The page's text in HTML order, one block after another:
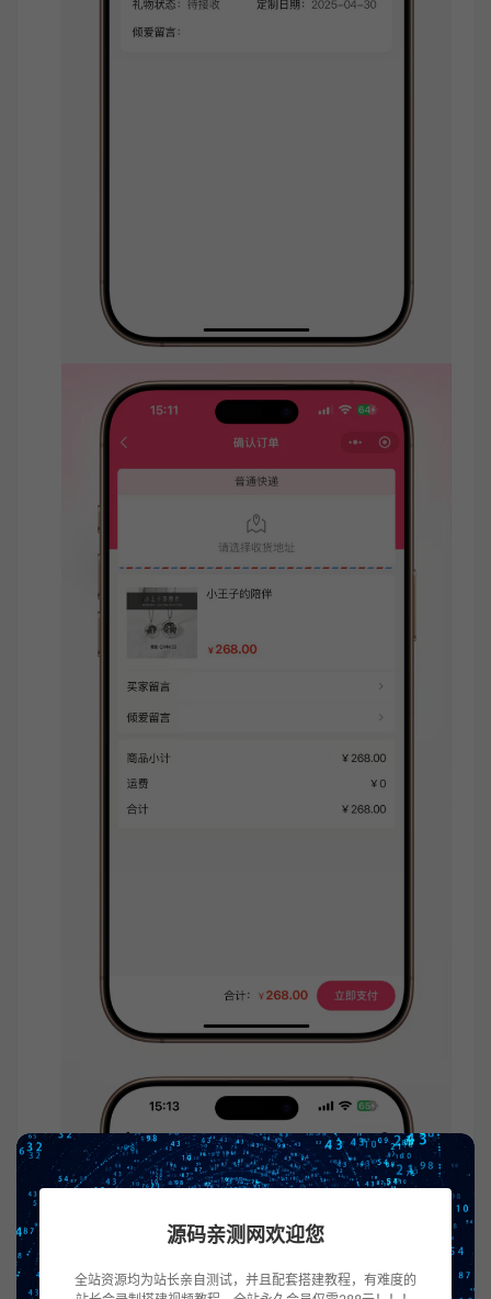
源码亲测网欢迎您
全站资源均为站长亲自测试，并且配套搭建教程，有难度的